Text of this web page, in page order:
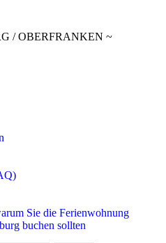
/ OBERFRANKEN ~
Sie die Ferienwohnung
buchen sollten